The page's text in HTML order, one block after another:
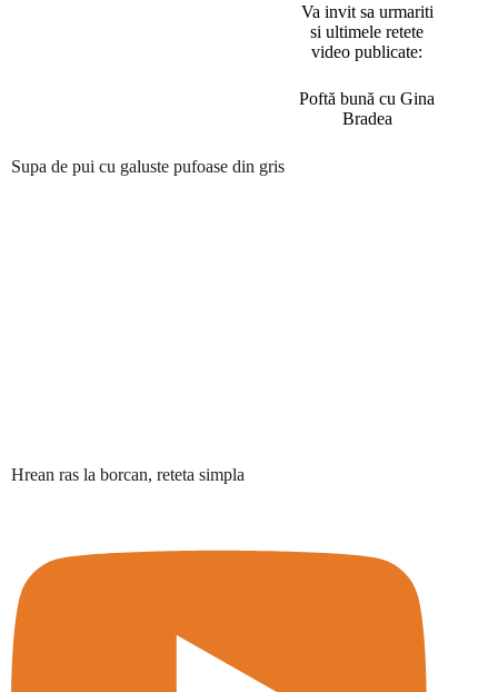
Supa de pui cu galuste pufoase din gris
Hrean ras la borcan, reteta simpla
Va invit sa urmariti
si ultimele retete
video publicate:
Poftă bună cu Gina
Bradea